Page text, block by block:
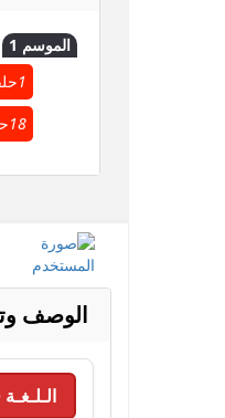
الموسم 1
1
18
الوصف
الـلـغـة